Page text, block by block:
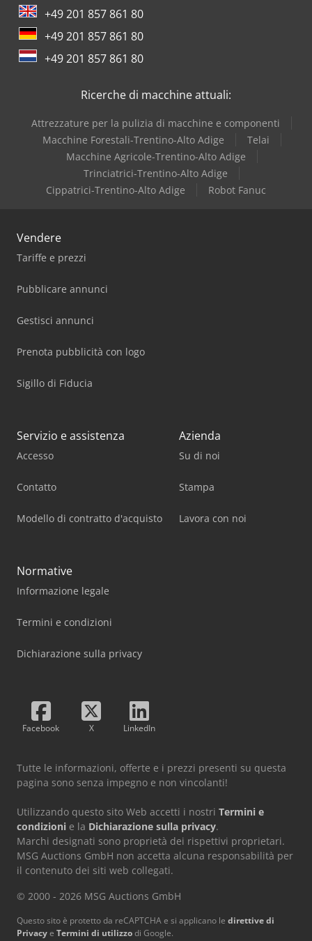
+49 201 857 861 80
+49 201 857 861 80
+49 201 857 861 80
Ricerche di macchine attuali:
Attrezzature per la pulizia di macchine e componenti
Macchine Forestali-Trentino-Alto Adige
Telai
Macchine Agricole-Trentino-Alto Adige
Trinciatrici-Trentino-Alto Adige
Cippatrici-Trentino-Alto Adige
Robot Fanuc
Vendere
Tariffe e prezzi
Pubblicare annunci
Gestisci annunci
Prenota pubblicità con logo
Sigillo di Fiducia
Servizio e assistenza
Accesso
Contatto
Modello di contratto d'acquisto
Azienda
Su di noi
Stampa
Lavora con noi
Normative
Informazione legale
Termini e condizioni
Dichiarazione sulla privacy
Facebook X LinkedIn
Tutte le informazioni, offerte e i prezzi presenti su questa
pagina sono senza impegno e non vincolanti!
Utilizzando questo sito Web accetti i nostri Termini e
condizioni e la Dichiarazione sulla privacy.
Marchi designati sono proprietà dei rispettivi proprietari.
MSG Auctions GmbH non accetta alcuna responsabilità per
il contenuto dei siti web collegati.
© 2000 - 2026 MSG Auctions GmbH
Questo sito è protetto da reCAPTCHA e si applicano le direttive di
Privacye Termini di utilizzodi Google.